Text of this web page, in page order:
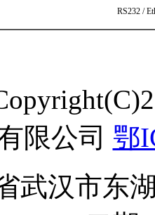
RS232 /
限公司 鄂
武汉市东